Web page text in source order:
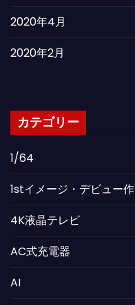
2020年4月
2020年2月
カテゴリー
1/64
1stイメージ・デビュー作
4K液晶テレビ
AC式充電器
AI